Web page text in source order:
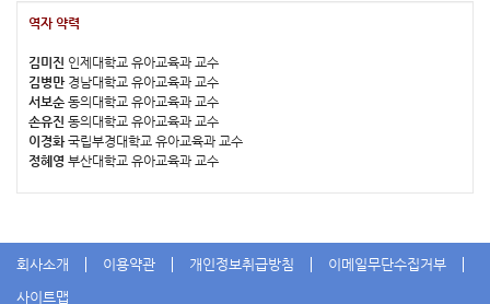
역자 약력
김미진 인제대학교 유아교육과 교수
김병만 경남대학교 유아교육과 교수
서보순 동의대학교 유아교육과 교수
손유진 동의대학교 유아교육과 교수
이경화국립부경대학교 유아교육과 교수
정혜영 부산대학교 유아교육과 교수
회사소개 이용약관 개인정보취급방침
이메일무단수집거부
사이트맵